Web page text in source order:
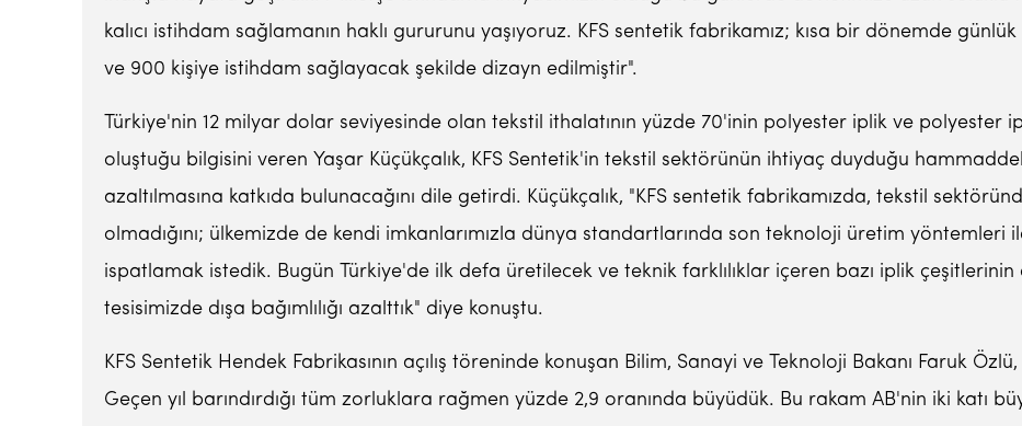
kalıcı istihdam sağlamanın haklı gururunu yaşıyoruz. KFS sentetik fabrikamız; kısa bir dönemde
ve 900 kişiye istihdam sağlayacak şekilde dizayn edilmiştir".
Türkiye'nin 12 milyar dolar seviyesinde olan tekstil ithalatının yüzde 70'inin polyester iplik ve polyester
oluştuğu bilgisini veren Yaşar Küçükçalık, KFS Sentetik'in tekstil sektörünün ihtiyaç duyduğu
azaltılmasına katkıda bulunacağını dile getirdi. Küçükçalık, "KFS sentetik fabrikamızda, tekstil
olmadığını; ülkemizde de kendi imkanlarımızla dünya standartlarında son teknoloji üretim
ispatlamak istedik. Bugün Türkiye'de ilk defa üretilecek ve teknik farklılıklar içeren bazı iplik
tesisimizde dışa bağımlılığı azalttık" diye konuştu.
KFS Sentetik Hendek Fabrikasının açılış töreninde konuşan Bilim, Sanayi ve Teknoloji Bakanı Faruk
Geçen yıl barındırdığı tüm zorluklara rağmen yüzde 2,9 oranında büyüdük. Bu rakam AB'nin iki katı